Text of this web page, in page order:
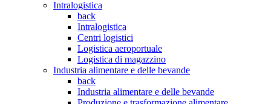
Intralogistica
back
Intralogistica
Centri logistici
Logistica aeroportuale
Logistica di magazzino
Industria alimentare e delle bevande
back
Industria alimentare e delle bevande